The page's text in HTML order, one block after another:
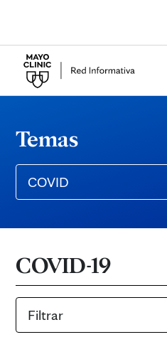
Temas
COVID
COVID-19
Filtrar